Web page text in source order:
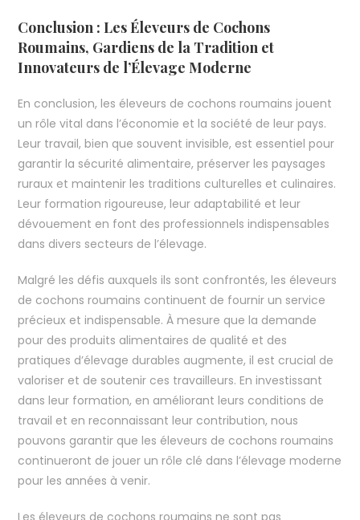
Conclusion : Les Éleveurs de Cochons
Roumains, Gardiens de la Tradition et
Innovateurs de l’Élevage Moderne
En conclusion, les éleveurs de cochons roumains jouent
un rôle vital dans l’économie et la société de leur pays.
Leur travail, bien que souvent invisible, est essentiel pour
garantir la sécurité alimentaire, préserver les paysages
ruraux et maintenir les traditions culturelles et culinaires.
Leur formation rigoureuse, leur adaptabilité et leur
dévouement en font des professionnels indispensables
dans divers secteurs de l’élevage.
Malgré les défis auxquels ils sont confrontés, les éleveurs
de cochons roumains continuent de fournir un service
précieux et indispensable. À mesure que la demande
pour des produits alimentaires de qualité et des
pratiques d’élevage durables augmente, il est crucial de
valoriser et de soutenir ces travailleurs. En investissant
dans leur formation, en améliorant leurs conditions de
travail et en reconnaissant leur contribution, nous
pouvons garantir que les éleveurs de cochons roumains
continueront de jouer un rôle clé dans l’élevage moderne
pour les années à venir.
Les éleveurs de cochons roumains ne sont pas